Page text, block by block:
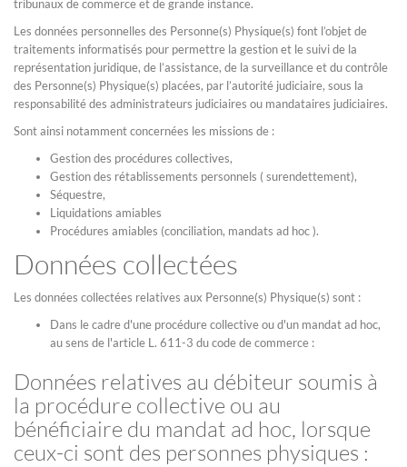
tribunaux de commerce et de grande instance.
Les données personnelles des Personne(s) Physique(s) font l’objet de
traitements informatisés pour permettre la gestion et le suivi de la
représentation juridique, de l’assistance, de la surveillance et du contrôle
des Personne(s) Physique(s) placées, par l’autorité judiciaire, sous la
responsabilité des administrateurs judiciaires ou mandataires judiciaires.
Sont ainsi notamment concernées les missions de :
Gestion des procédures collectives,
Gestion des rétablissements personnels ( surendettement),
Séquestre,
Liquidations amiables
Procédures amiables (conciliation, mandats ad hoc ).
Données collectées
Les données collectées relatives aux Personne(s) Physique(s) sont :
Dans le cadre d'une procédure collective ou d'un mandat ad hoc,
au sens de l'article L. 611-3 du code de commerce :
Données relatives au débiteur soumis à
la procédure collective ou au
bénéficiaire du mandat ad hoc, lorsque
ceux-ci sont des personnes physiques :